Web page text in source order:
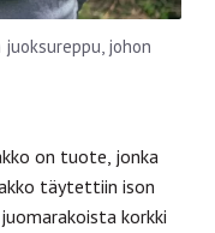
juoksureppu, johon
on tuote, jonka
täytettiin ison
korkki